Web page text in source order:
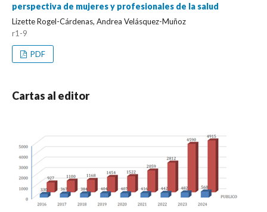
perspectiva de mujeres y profesionales de la salud
Lizette Rogel-Cárdenas, Andrea Velásquez-Muñoz
r1-9
PDF
Cartas al editor